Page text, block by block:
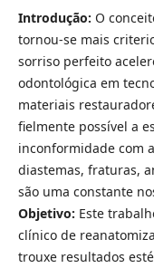
Introdução: O
tornou-se mais
sorriso perfeito
odontológica em
materiais
fielmente possível a
inconformidade com
diastemas, fraturas,
são uma constante
Objetivo: Este
clínico de
trouxe resultados